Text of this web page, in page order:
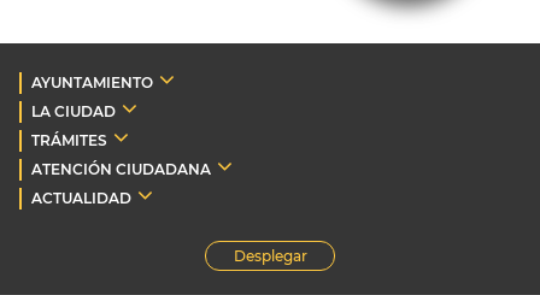
AYUNTAMIENTO
LA CIUDAD
TRÁMITES
ATENCIÓN CIUDADANA
ACTUALIDAD
Desplegar